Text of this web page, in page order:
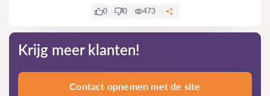
0 0 473
Krijg meer klanten!
Contact opnemen met de site